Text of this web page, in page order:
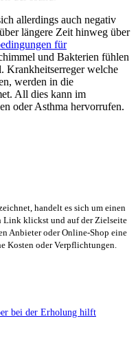
allerdings auch negativ
längere Zeit hinweg über
für
und Bakterien fühlen
Krankheitserreger welche
werden in die
All dies kann im
oder Asthma hervorrufen.
handelt es sich um einen
Link klickst und auf der Zielseite
Anbieter oder Online-Shop eine
Kosten oder Verpflichtungen.
bei der Erholung hilft